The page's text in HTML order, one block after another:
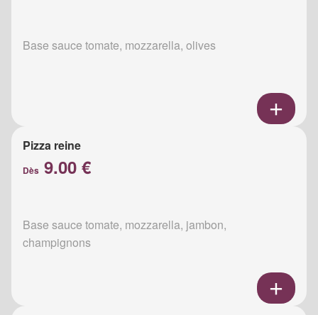
Base sauce tomate, mozzarella, olives
Pizza reine
Dès 9.00 €
Base sauce tomate, mozzarella, jambon,
champignons